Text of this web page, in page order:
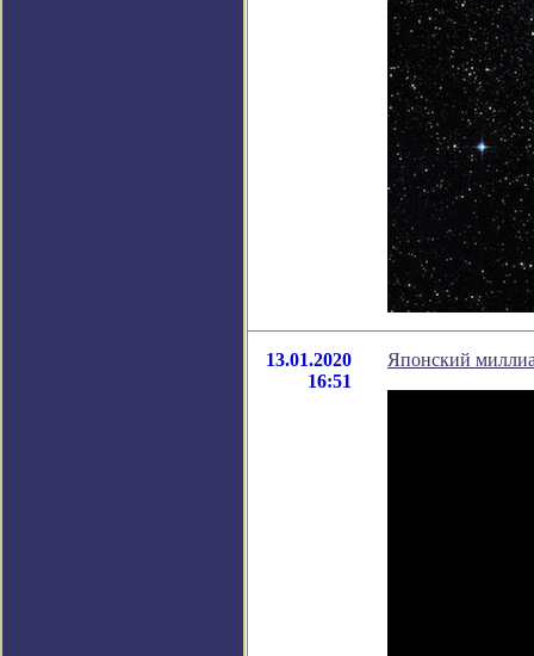
13.01.2020
16:51
Японский